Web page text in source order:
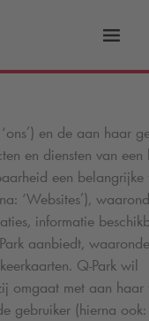
‘ons’) en de aan haar
en diensten van een
een belangrijke
‘Websites’),
informatie
aanbiedt,
Q-Park wil
omgaat met aan haar
gebruiker (hierna ook: